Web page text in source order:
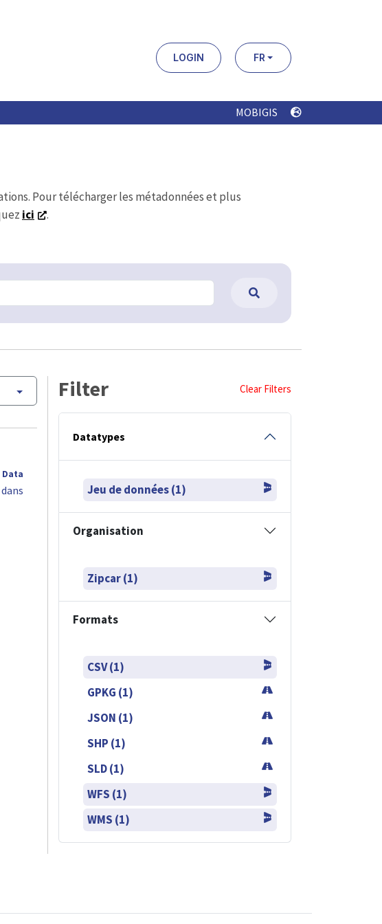
LOGIN FR
MOBIGIS
Pour télécharger les métadonnées et plus
ici .
Data
Filter Clear Filters
Datatypes
Jeu de données (1)
Organisation
Zipcar (1)
Formats
CSV (1)
GPKG (1)
JSON (1)
SHP (1)
SLD (1)
WFS (1)
WMS (1)